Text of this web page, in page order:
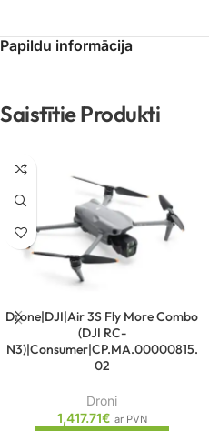
Papildu informācija
Saistītie Produkti
Drone|DJI|Air 3S Fly More Combo
(DJI RC-
N3)|Consumer|CP.MA.00000815.
02
Droni
1,417.71€ ar PVN